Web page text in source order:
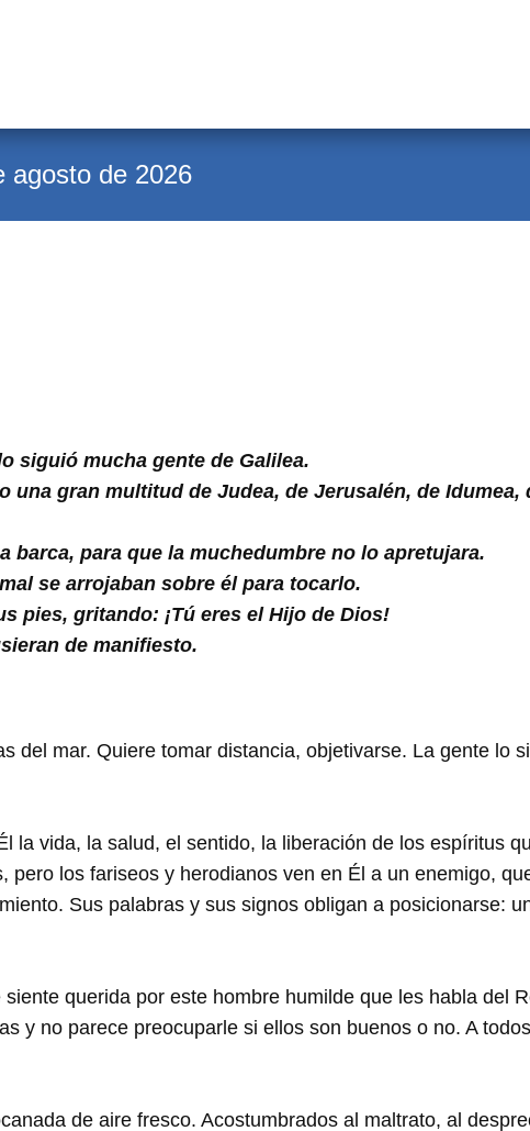
agosto de 2026
siguió mucha gente de Galilea.
gran multitud de Judea, de Jerusalén, de Idumea,
para que la muchedumbre no lo apretujara.
se arrojaban sobre él para tocarlo.
pies, gritando: ¡Tú eres el Hijo de Dios!
de manifiesto.
del mar. Quiere tomar distancia, objetivarse. La gente lo
la vida, la salud, el sentido, la liberación de los espíritus
los fariseos y herodianos ven en Él a un enemigo,
Sus palabras y sus signos obligan a posicionarse:
querida por este hombre humilde que les habla del
y no parece preocuparle si ellos son buenos o no. A
de aire fresco. Acostumbrados al maltrato, al